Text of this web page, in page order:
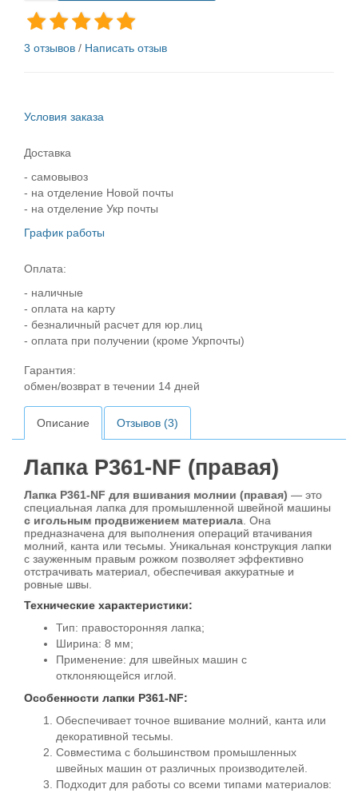
3 отзывов / Написать отзыв
Условия заказа
Доставка
- самовывоз
- на отделение Новой почты
- на отделение Укр почты
График работы
Оплата:
- наличные
- оплата на карту
- безналичный расчет для юр.лиц
- оплата при получении (кроме Укрпочты)
Гарантия:
обмен/возврат в течении 14 дней
Описание Отзывов (3)
Лапка P361-NF (правая)
Лапка P361-NF для вшивания молнии (правая) — это
специальная лапка для промышленной швейной машины
с игольным продвижением материала . Она
предназначена для выполнения операций втачивания
молний, канта или тесьмы. Уникальная конструкция лапки
с зауженным правым рожком позволяет эффективно
отстрачивать материал, обеспечивая аккуратные и
ровные швы.
Технические характеристики:
Тип: правосторонняя лапка;
Ширина: 8 мм;
Применение: для швейных машин с
отклоняющейся иглой.
Особенности лапки P361-NF:
Обеспечивает точное вшивание молний, канта или
декоративной тесьмы.
Совместима с большинством промышленных
швейных машин от различных производителей.
Подходит для работы со всеми типами материалов: